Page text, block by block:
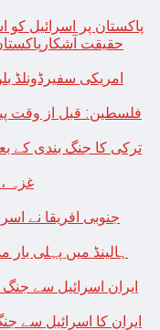
پاکستان پر اسرائیل کو
حقیقت
امریکی سفیرڈونلڈ
فلسطین: قبل از وقت
ترکی کا جنگ بندی کے
غزہ
جنوبی افریقا نے
ہالینڈ میں پہلی
ایران اسرائیل سے
ایران کا اسرائیل